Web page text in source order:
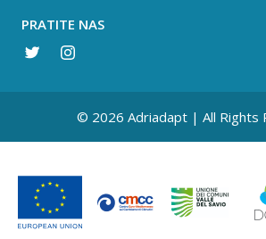
PRATITE NAS
© 2026 Adriadapt | All Rights